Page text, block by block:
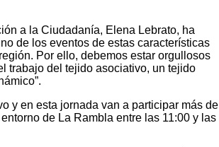
a la Ciudadanía, Elena Lebrato, ha
de los eventos de estas características
Por ello, debemos estar orgullosos
trabajo del tejido asociativo, un tejido
y en esta jornada van a participar más de
de La Rambla entre las 11:00 y las